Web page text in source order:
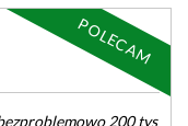
200 tys
POLECAM